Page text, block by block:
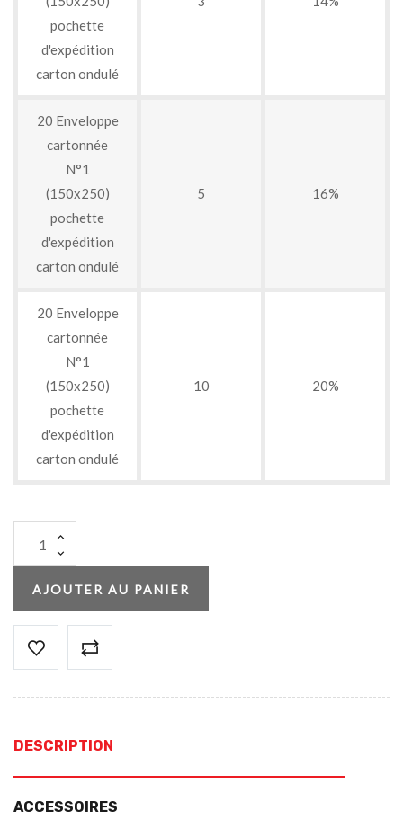
pochette
d'expédition
carton ondulé
20 Enveloppe
cartonnée
N°1
(150x250)
pochette
d'expédition
carton ondulé
5 16%
20 Enveloppe
cartonnée
N°1
(150x250)
pochette
d'expédition
carton ondulé
10 20%
AJOUTER AU PANIER
DESCRIPTION
ACCESSOIRES